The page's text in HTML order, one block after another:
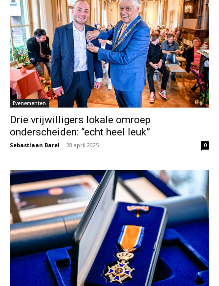
Evenementen
Drie vrijwilligers lokale omroep
onderscheiden: “echt heel leuk”
Sebastiaan Barel - 28 april 2025 0